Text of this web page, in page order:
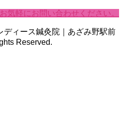
お気軽にお問い合わせください。
ディース鍼灸院｜あざみ野駅前
Reserved.